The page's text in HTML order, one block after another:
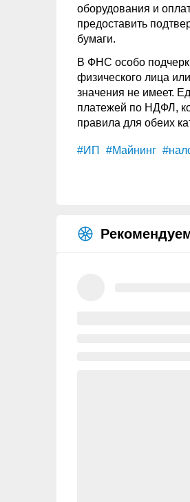
оборудования и
предоставить
бумаги.
В ФНС особо
физического лица
значения не имеет.
платежей по НДФЛ,
правила для обеих
#ИП #Майнинг